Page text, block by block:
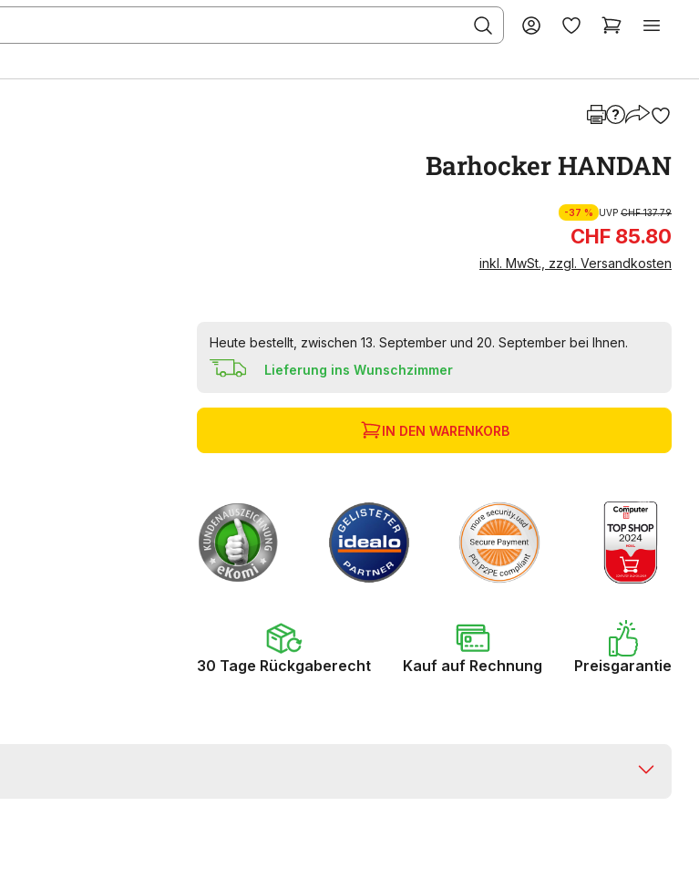
Barhocker HANDAN
-37 % UVP CHF 137.79
CHF 85.80
inkl. MwSt., zzgl. Versandkosten
Heute bestellt, zwischen 13. September und 20. September bei Ihnen.
Lieferung ins Wunschzimmer
IN DEN WARENKORB
30 Tage Rückgaberecht Kauf auf Rechnung Preisgarantie